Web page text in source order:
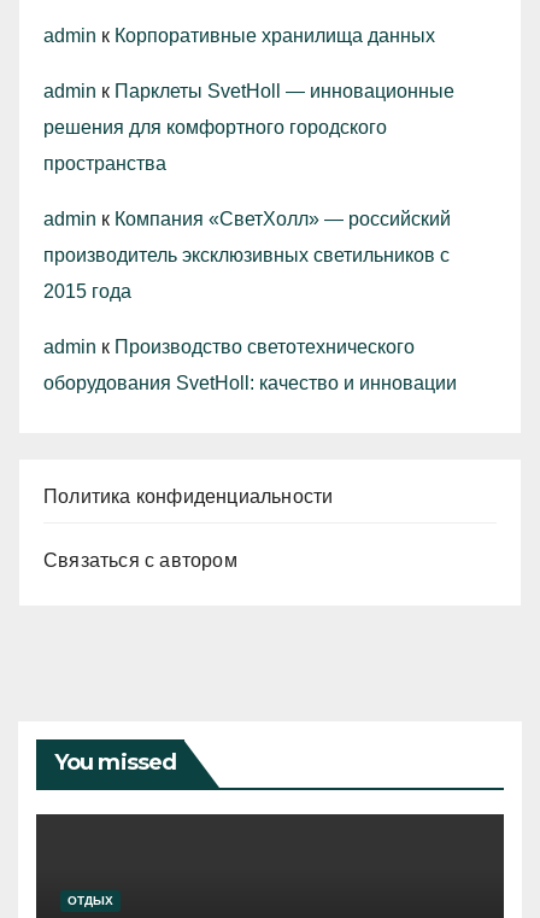
admin к Корпоративные хранилища данных
admin к Парклеты SvetHoll — инновационные
решения для комфортного городского
пространства
admin к Компания «СветХолл» — российский
производитель эксклюзивных светильников с
2015 года
admin к Производство светотехнического
оборудования SvetHoll: качество и инновации
Политика конфиденциальности
Связаться с автором
You missed
ОТДЫХ